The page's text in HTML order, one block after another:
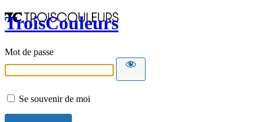
TroisCouleurs
Mot de passe
Se souvenir de moi